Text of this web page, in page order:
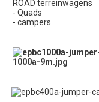
ROAD terreinwagens
- Quads
- campers